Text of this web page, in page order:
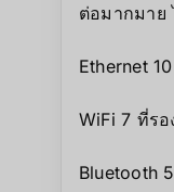
ต่อมากมาย
Ethernet
WiFi 7 ที่รอ
Bluetooth